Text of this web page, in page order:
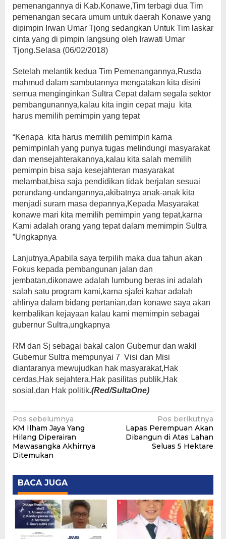
pemenangannya di Kab.Konawe,Tim terbagi dua Tim
pemenangan secara umum untuk daerah Konawe yang
dipimpin Irwan Umar Tjong sedangkan Untuk Tim laskar
cinta yang di pimpin langsung oleh Irawati Umar
Tjong.Selasa (06/02/2018)
Setelah melantik kedua Tim Pemenangannya,Rusda
mahmud dalam sambutannya mengatakan kita disini
semua menginginkan Sultra Cepat dalam segala sektor
pembangunannya,kalau kita ingin cepat maju kita
harus memilih pemimpin yang tepat
“Kenapa kita harus memilih pemimpin karna
pemimpinlah yang punya tugas melindungi masyarakat
dan mensejahterakannya,kalau kita salah memilih
pemimpin bisa saja kesejahteran masyarakat
melambat,bisa saja pendidikan tidak berjalan sesuai
perundang-undangannya,akibatnya anak-anak kita
menjadi suram masa depannya,Kepada Masyarakat
konawe mari kita memilih pemimpin yang tepat,karna
Kami adalah orang yang tepat dalam memimpin Sultra
”Ungkapnya
Lanjutnya,Apabila saya terpilih maka dua tahun akan
Fokus kepada pembangunan jalan dan
jembatan,dikonawe adalah lumbung beras ini adalah
salah satu program kami,karna sjafei kahar adalah
ahlinya dalam bidang pertanian,dan konawe saya akan
kembalikan kejayaan kalau kami memimpin sebagai
gubernur Sultra,ungkapnya
RM dan Sj sebagai bakal calon Gubernur dan wakil
Gubernur Sultra mempunyai 7 Visi dan Misi
diantaranya mewujudkan hak masyarakat,Hak
cerdas,Hak sejahtera,Hak pasilitas publik,Hak
sosial,dan Hak politik.(Red/SultaOne)
Navigasi
pos
Pos sebelumnya
KM Ilham Jaya Yang
Hilang Diperairan
Mawasangka Akhirnya
Ditemukan
Pos berikutnya
Lapas Perempuan Akan
Dibangun di Atas Lahan
Seluas 5 Hektare
BACA JUGA